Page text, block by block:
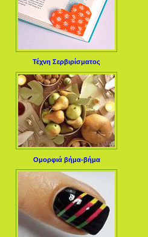
Τέχνη Σερβιρίσματος
Ομορφιά βήμα-βήμα